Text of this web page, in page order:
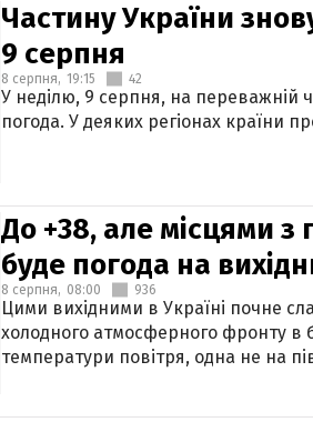
Частину України
9 серпня
8 серпня, 19:15 42
У неділю, 9 серпня, на переважній
погода. У деяких регіонах країни
До +38, але місцями
буде погода на
8 серпня, 08:00 936
Цими вихідними в Україні почне
холодного атмосферного фронту в
температури повітря, одна не на